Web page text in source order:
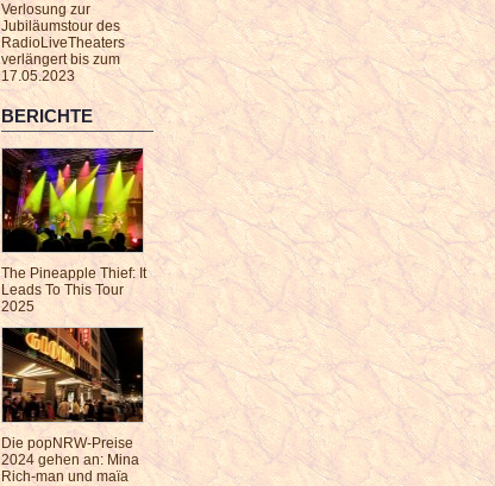
Verlosung zur
Jubiläumstour des
RadioLiveTheaters
verlängert bis zum
17.05.2023
BERICHTE
The Pineapple Thief: It
Leads To This Tour
2025
Die popNRW-Preise
2024 gehen an: Mina
Rich-man und maïa